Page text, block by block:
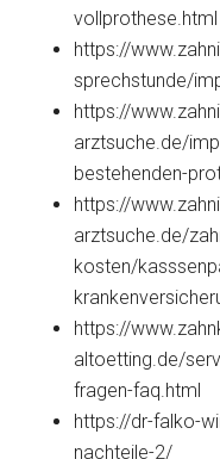
vollprothese.html
https://
sprechstunde/
https://
arztsuche.de/
bestehenden-
https://
arztsuche.de/
kosten/
https://
altoetting.de/
fragen-faq.html
https://dr-falko-
nachteile-2/